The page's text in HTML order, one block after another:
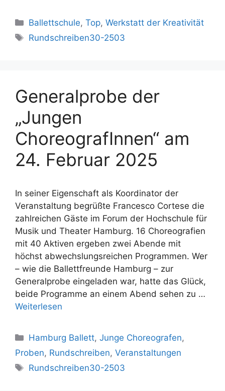
Kategorien
Ballettschule,Top,Werkstatt der Kreativität
Schlagwörter
Rundschreiben30-2503
Generalprobe der
„Jungen
ChoreografInnen“ am
24. Februar 2025
In seiner Eigenschaft als Koordinator der
Veranstaltung begrüßte Francesco Cortese die
zahlreichen Gäste im Forum der Hochschule für
Musik und Theater Hamburg. 16 Choreografien
mit 40 Aktiven ergeben zwei Abende mit
höchst abwechslungsreichen Programmen. Wer
– wie die Ballettfreunde Hamburg – zur
Generalprobe eingeladen war, hatte das Glück,
beide Programme an einem Abend sehen zu …
Weiterlesen
Kategorien
Hamburg Ballett,Junge Choreografen,
Proben, Rundschreiben, Veranstaltungen
Schlagwörter
Rundschreiben30-2503